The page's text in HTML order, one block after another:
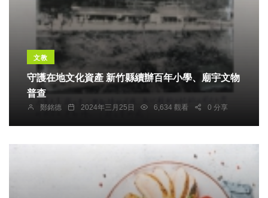
文教
守護在地文化資產 新竹縣續辦百年小學、廟宇文物
普查
鄭銘德 2024年三月25日 6,634 觀看 0 分享